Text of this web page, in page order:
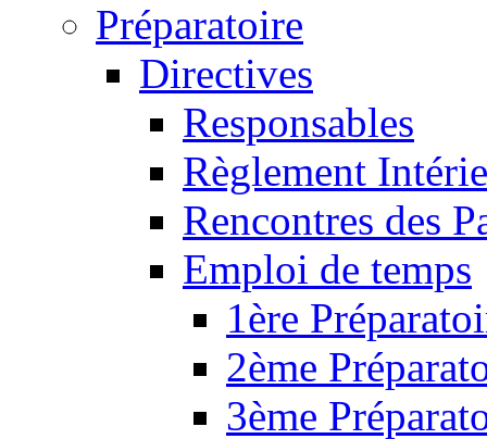
Préparatoire
Directives
Responsables
Règlement
Rencontres des
Emploi de temps
1ère
2ème
3ème